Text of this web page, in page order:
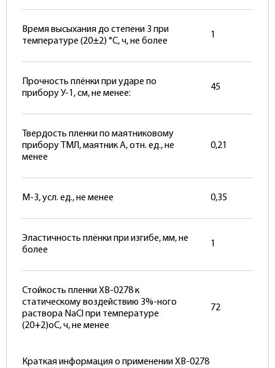
Время высыхания до степени 3 при
температуре (20±2) °С, ч, не более
1
Прочность плёнки при ударе по
прибору У-1, см, не менее:
45
Твердость пленки по маятниковому
прибору ТМЛ, маятник А, отн. ед., не
менее
0,21
М-3, усл. ед., не менее 0,35
Эластичность плёнки при изгибе, мм, не
более
1
Стойкость пленки ХВ-0278 к
статическому воздействию 3%-ного
раствора NaCl при температуре
(20+2)оС, ч, не менее
72
Краткая информация о применении ХВ-0278